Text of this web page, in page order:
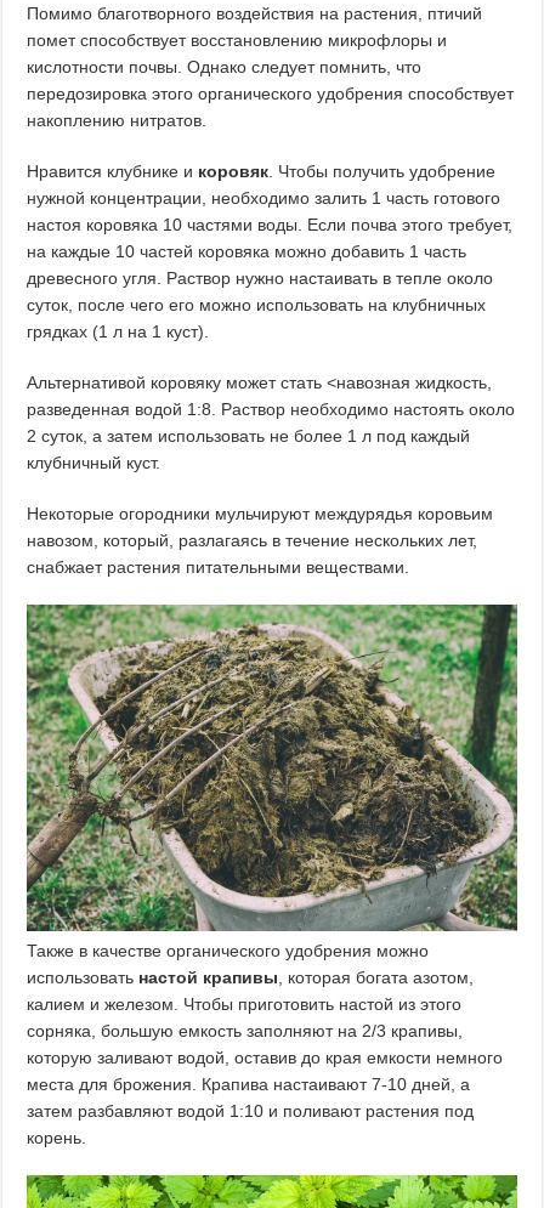
Помимо благотворного воздействия на растения, птичий
помет способствует восстановлению микрофлоры и
кислотности почвы. Однако следует помнить, что
передозировка этого органического удобрения способствует
накоплению нитратов.
Нравится клубнике и коровяк . Чтобы получить удобрение
нужной концентрации, необходимо залить 1 часть готового
настоя коровяка 10 частями воды. Если почва этого требует,
на каждые 10 частей коровяка можно добавить 1 часть
древесного угля. Раствор нужно настаивать в тепле около
суток, после чего его можно использовать на клубничных
грядках (1 л на 1 куст).
Альтернативой коровяку может стать <навозная жидкость,
разведенная водой 1:8. Раствор необходимо настоять около
2 суток, а затем использовать не более 1 л под каждый
клубничный куст.
Некоторые огородники мульчируют междурядья коровьим
навозом, который, разлагаясь в течение нескольких лет,
снабжает растения питательными веществами.
Также в качестве органического удобрения можно
использовать настой крапивы , которая богата азотом,
калием и железом. Чтобы приготовить настой из этого
сорняка, большую емкость заполняют на 2/3 крапивы,
которую заливают водой, оставив до края емкости немного
места для брожения. Крапива настаивают 7-10 дней, а
затем разбавляют водой 1:10 и поливают растения под
корень.